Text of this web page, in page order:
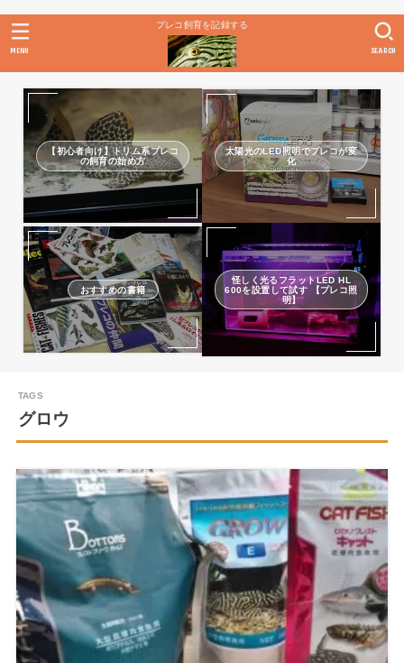
プレコ飼育を記録する
SEARCH
MENU
【初心者向け】トリム系プレコ
の飼育の始め方
太陽光のLED照明でプレコが変
化
おすすめの書籍
怪しく光るフラットLED HL
600を設置して試す 【プレコ照
明】
グロウ